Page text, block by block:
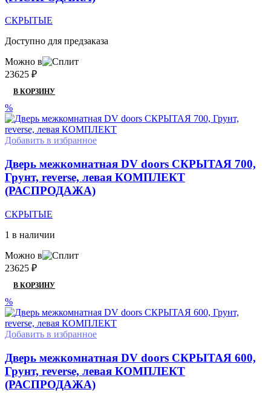
СКРЫТЫЕ
Доступно для предзаказа
Можно в
23625 ₽
В КОРЗИНУ
%
Добавить в избранное
Дверь межкомнатная DV doors СКРЫТАЯ 700,
Грунт, reverse, левая КОМПЛЕКТ
(РАСПРОДАЖА)
СКРЫТЫЕ
1 в наличии
Можно в
23625 ₽
В КОРЗИНУ
%
Добавить в избранное
Дверь межкомнатная DV doors СКРЫТАЯ 600,
Грунт, reverse, левая КОМПЛЕКТ
(РАСПРОДАЖА)